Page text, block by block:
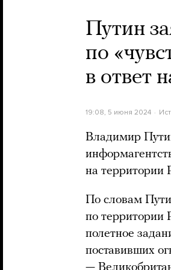
Путин
по
в ответ
19:08, 5 июня 2024
Владимир
на территории
По словам
по территории
полетное
поставивших
—